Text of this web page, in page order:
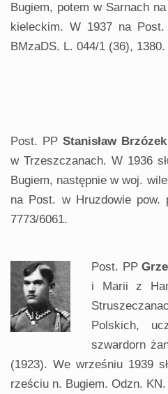
Bugiem, potem w Sarnach
kieleckim. W 1937 na
BMzaDS. L. 044/1 (36), 1380.
Post. PP Stanisław Brzózek
w Trzeszczanach. W 1936
Bugiem, następnie w woj.
na Post. w Hruzdowie pow.
7773/6061.
Post. PP
i Marii z
Polskich,
szwardorn
(1923). We wrześniu 1939
rześciu n. Bugiem. Odzn.